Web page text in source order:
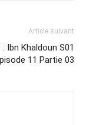
Article suivant
: Ibn Khaldoun S01
11 Partie 03